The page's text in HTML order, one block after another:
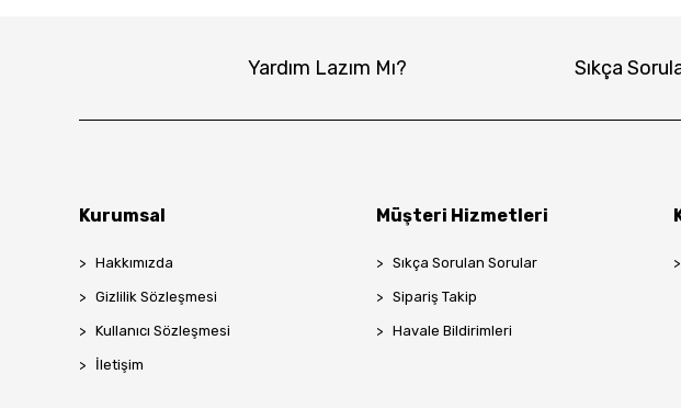
Yardım Lazım Mı? Sıkça
Kurumsal
Hakkımızda
Gizlilik Sözleşmesi
Kullanıcı Sözleşmesi
İletişim
Müşteri Hizmetleri
Sıkça Sorulan Sorular
Sipariş Takip
Havale Bildirimleri